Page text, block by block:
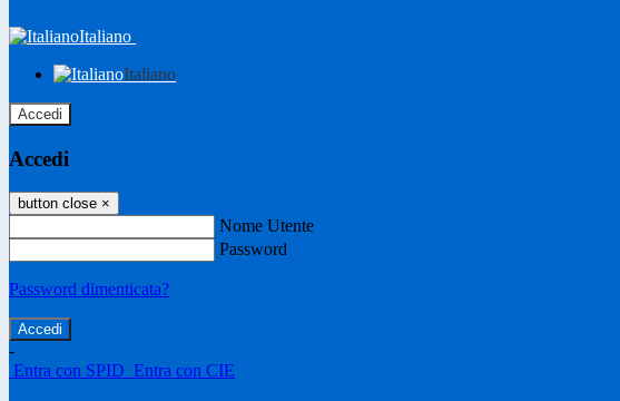
Italiano
Italiano
Accedi
Accedi
button close ×
Nome Utente
Password
Password dimenticata?
-
Entra con SPID Entra con CIE